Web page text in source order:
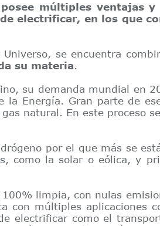
múltiples ventajas y
electrificar, en los que
se encuentra
su materia.
su demanda mundial en
Energía. Gran parte de
natural. En este proceso
por el que más se
como la solar o eólica, y
limpia, con nulas
con múltiples aplicaciones
electrificar como el